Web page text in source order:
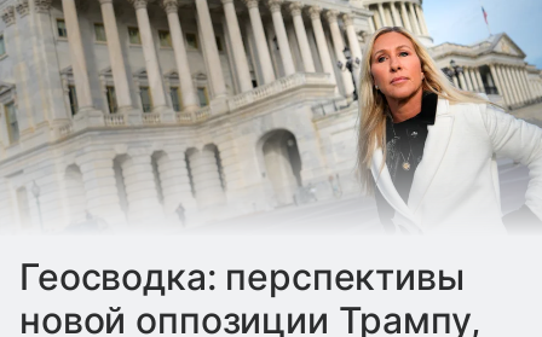
Геосводка: перспективы
новой оппозиции Трампу,